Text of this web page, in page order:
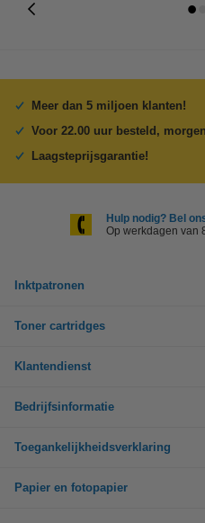
Meer dan 5 miljoen klanten!
Voor 22.00 uur besteld,
Laagsteprijsgarantie!
Hulp nodig? Bel
Op werkdagen van
Inktpatronen
Toner cartridges
Klantendienst
Bedrijfsinformatie
Toegankelijkheidsverklaring
Papier en fotopapier